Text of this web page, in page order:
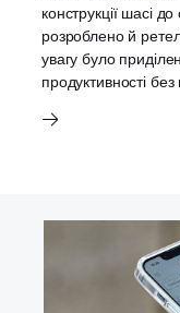
конструкції шасі
розроблено й
увагу було
продуктивності